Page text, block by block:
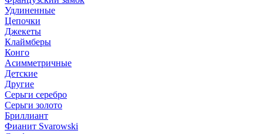
Удлиненные
Цепочки
Джекеты
Клаймберы
Конго
Асимметричные
Детские
Другие
Серьги серебро
Серьги золото
Бриллиант
Фианит Svarowski